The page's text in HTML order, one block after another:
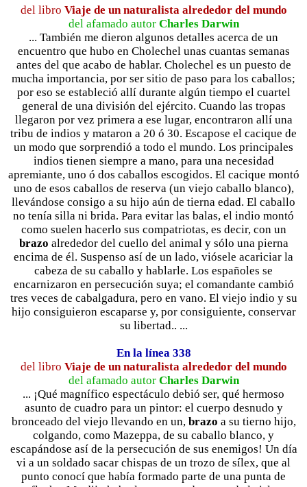
del libro Viaje de un naturalista alrededor del mundo
del afamado autor Charles Darwin
... También me dieron algunos detalles acerca de un
encuentro que hubo en Cholechel unas cuantas semanas
antes del que acabo de hablar. Cholechel es un puesto de
mucha importancia, por ser sitio de paso para los caballos;
por eso se estableció allí durante algún tiempo el cuartel
general de una división del ejército. Cuando las tropas
llegaron por vez primera a ese lugar, encontraron allí una
tribu de indios y mataron a 20 ó 30. Escapose el cacique de
un modo que sorprendió a todo el mundo. Los principales
indios tienen siempre a mano, para una necesidad
apremiante, uno ó dos caballos escogidos. El cacique montó
uno de esos caballos de reserva (un viejo caballo blanco),
llevándose consigo a su hijo aún de tierna edad. El caballo
no tenía silla ni brida. Para evitar las balas, el indio montó
como suelen hacerlo sus compatriotas, es decir, con un
brazo alrededor del cuello del animal y sólo una pierna
encima de él. Suspenso así de un lado, viósele acariciar la
cabeza de su caballo y hablarle. Los españoles se
encarnizaron en persecución suya; el comandante cambió
tres veces de cabalgadura, pero en vano. El viejo indio y su
hijo consiguieron escaparse y, por consiguiente, conservar
su libertad.. ...
En la línea 338
del libro Viaje de un naturalista alrededor del mundo
del afamado autor Charles Darwin
... ¡Qué magnífico espectáculo debió ser, qué hermoso
asunto de cuadro para un pintor: el cuerpo desnudo y
bronceado del viejo llevando en un, brazo a su tierno hijo,
colgando, como Mazeppa, de su caballo blanco, y
escapándose así de la persecución de sus enemigos! Un día
vi a un soldado sacar chispas de un trozo de sílex, que al
punto conocí que había formado parte de una punta de